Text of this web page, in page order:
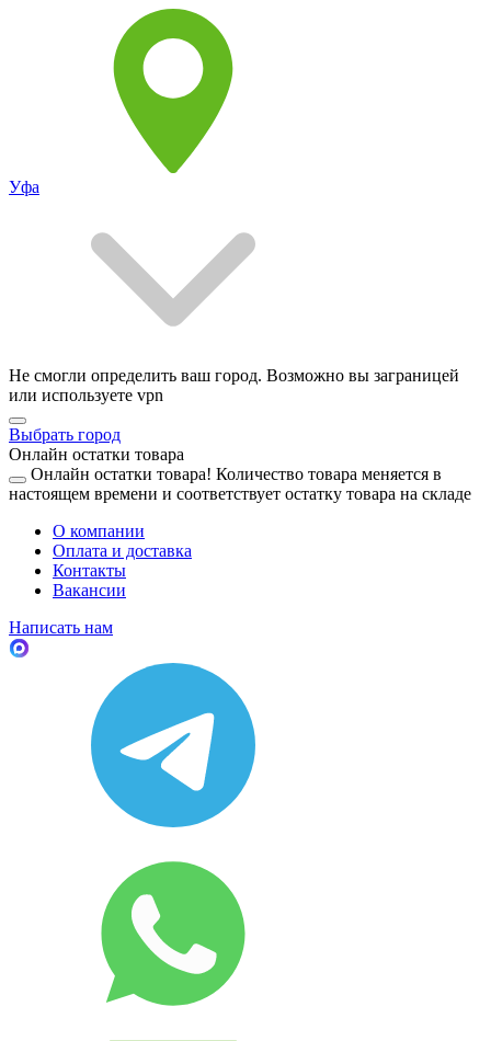
Уфа
Не смогли определить ваш город. Возможно вы заграницей
или используете vpn
Выбрать город
Онлайн остатки товара
Онлайн остатки товара! Количество товара меняется в
настоящем времени и соответствует остатку товара на складе
О компании
Оплата и доставка
Контакты
Вакансии
Написать нам